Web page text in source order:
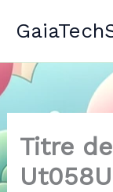
Titre de